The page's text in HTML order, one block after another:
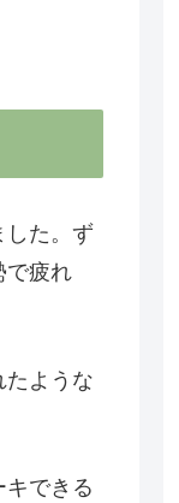
した。ず
で疲れ
たような
できる